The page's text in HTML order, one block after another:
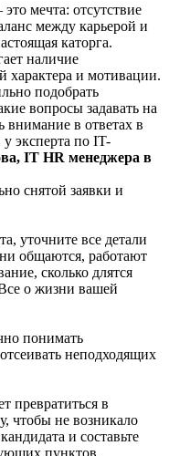
мечта: отсутствие
между карьерой и
каторга.
наличие
характера и мотивации.
подобрать
вопросы задавать на
внимание в ответах в
эксперта по IT-
IT HR менеджера в
снятой заявки и
уточните все детали
общаются, работают
сколько длятся
о жизни вашей
понимать
неподходящих
превратиться в
чтобы не возникало
и составьте
пунктов.